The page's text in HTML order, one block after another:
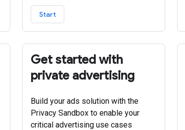
Start
Get started with
private advertising
Build your ads solution with the
Privacy Sandbox to enable your
critical advertising use cases